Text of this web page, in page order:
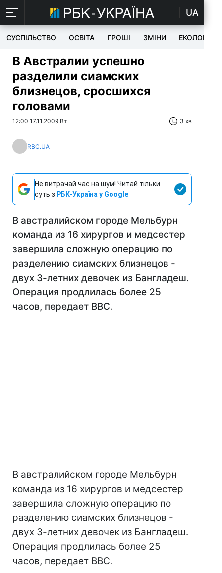
UA
СУСПІЛЬСТВО ОСВІТА ГРОШІ ЗМІНИ ЕКОЛОГІЯ
В Австралии успешно
разделили сиамских
близнецов, сросшихся
головами
12:00 17.11.2009 Вт 3 хв
RBC.UA
Не витрачай час на шум! Читай тільки
суть з РБК-Україна у Google
В австралийском городе Мельбурн
команда из 16 хирургов и медсестер
завершила сложную операцию по
разделению сиамских близнецов -
двух 3-летних девочек из Бангладеш.
Операция продлилась более 25
часов, передает ВВС.
В австралийском городе Мельбурн
команда из 16 хирургов и медсестер
завершила сложную операцию по
разделению сиамских близнецов -
двух 3-летних девочек из Бангладеш.
Операция продлилась более 25
часов, передает ВВС.